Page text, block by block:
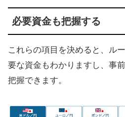
必要資金も把握する
これらの項目を決めると、ル
要な資金もわかりますし、事
把握できます。